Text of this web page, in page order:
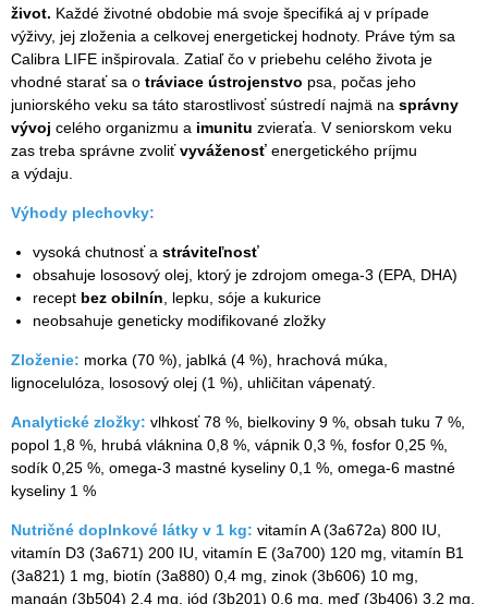
život. Každé životné obdobie má svoje špecifiká aj v prípade
výživy, jej zloženia a celkovej energetickej hodnoty. Práve tým sa
Calibra LIFE inšpirovala. Zatiaľ čo v priebehu celého života je
vhodné starať sa o tráviace ústrojenstvo psa, počas jeho
juniorského veku sa táto starostlivosť sústredí najmä na správny
vývoj celého organizmu a imunitu zvieraťa. V seniorskom veku
zas treba správne zvoliťvyváženosť energetického príjmu
a výdaju.
Výhody plechovky:
vysoká chutnosť a stráviteľnosť
obsahuje lososový olej, ktorý je zdrojom omega-3 (EPA, DHA)
recept bez obilnín , lepku, sóje a kukurice
neobsahuje geneticky modifikované zložky
Zloženie: morka (70 %), jablká (4 %), hrachová múka,
lignocelulóza, lososový olej (1 %), uhličitan vápenatý.
Analytické zložky: vlhkosť 78 %, bielkoviny 9 %, obsah tuku 7 %,
popol 1,8 %, hrubá vláknina 0,8 %, vápnik 0,3 %, fosfor 0,25 %,
sodík 0,25 %, omega-3 mastné kyseliny 0,1 %, omega-6 mastné
kyseliny 1 %
Nutričné doplnkové látky v 1 kg: vitamín A (3a672a) 800 IU,
vitamín D3 (3a671) 200 IU, vitamín E (3a700) 120 mg, vitamín B1
(3a821) 1 mg, biotín (3a880) 0,4 mg, zinok (3b606) 10 mg,
mangán (3b504) 2,4 mg, jód (3b201) 0,6 mg, meď (3b406) 3,2 mg,